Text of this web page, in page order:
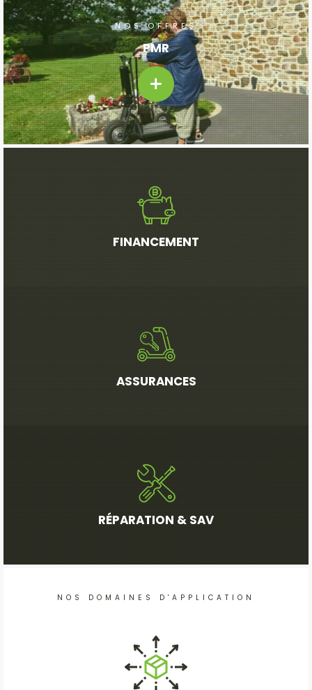
NOS OFFRES
PMR
FINANCEMENT
ASSURANCES
RÉPARATION & SAV
NOS DOMAINES D'APPLICATION